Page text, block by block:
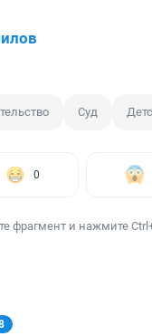
Суд
0
фрагмент и нажмите